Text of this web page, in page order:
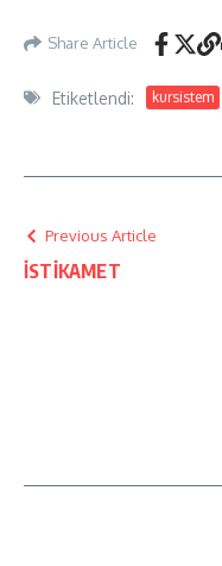
Share Article
Etiketlendi: kursistem
Previous Article
İSTİKAMET